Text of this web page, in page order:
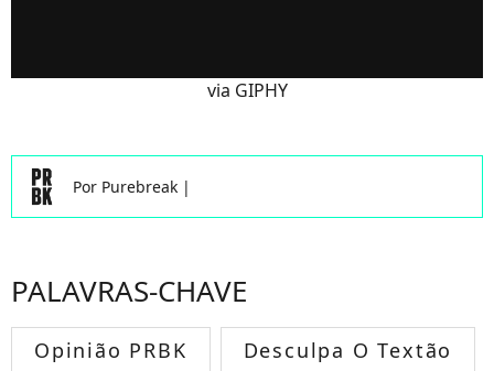
via GIPHY
Por Purebreak |
PALAVRAS-CHAVE
Opinião PRBK Desculpa O Textão